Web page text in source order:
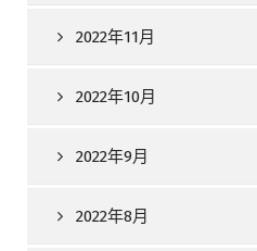
2022年11月
2022年10月
2022年9月
2022年8月